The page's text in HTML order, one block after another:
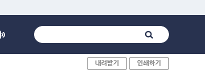
내려받기 인쇄하기